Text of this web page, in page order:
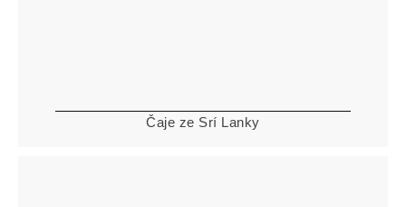
Čaje ze Srí Lanky